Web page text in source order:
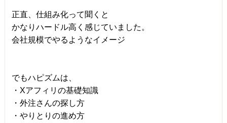
正直、仕組み化って聞くと
かなりハードル高く感じていました。
会社規模でやるようなイメージ
でもハピズムは、
・Xアフィリの基礎知識
・外注さんの探し方
・やりとりの進め方